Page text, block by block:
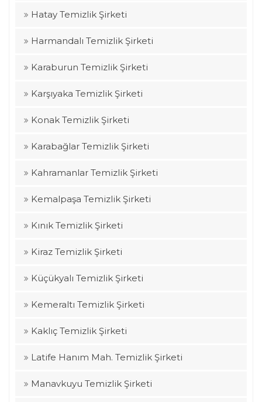
Hatay Temizlik Şirketi
Harmandalı Temizlik Şirketi
Karaburun Temizlik Şirketi
Karşıyaka Temizlik Şirketi
Konak Temizlik Şirketi
Karabağlar Temizlik Şirketi
Kahramanlar Temizlik Şirketi
Kemalpaşa Temizlik Şirketi
Kınık Temizlik Şirketi
Kiraz Temizlik Şirketi
Küçükyalı Temizlik Şirketi
Kemeraltı Temizlik Şirketi
Kaklıç Temizlik Şirketi
Latife Hanım Mah. Temizlik Şirketi
Manavkuyu Temizlik Şirketi